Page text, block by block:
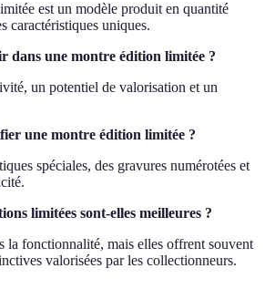
est un modèle produit en quantité
caractéristiques uniques.
dans une montre édition limitée ?
un potentiel de valorisation et un
une montre édition limitée ?
spéciales, des gravures numérotées et
limitées sont-elles meilleures ?
la fonctionnalité, mais elles offrent souvent
valorisées par les collectionneurs.